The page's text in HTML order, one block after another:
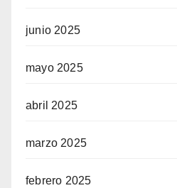
junio 2025
mayo 2025
abril 2025
marzo 2025
febrero 2025